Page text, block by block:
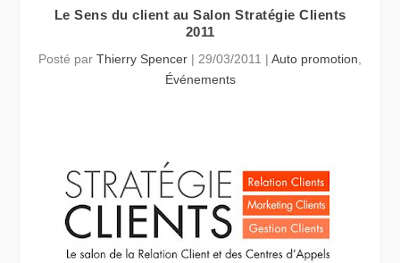
Le Sens du client au Salon Stratégie Clients
2011
Posté par Thierry Spencer | 29/03/2011 | Auto promotion
Événements